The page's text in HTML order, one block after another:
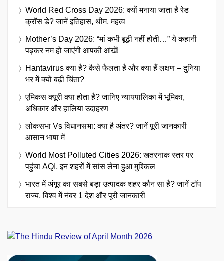
World Red Cross Day 2026: क्यों मनाया जाता है रेड
क्रॉस डे? जानें इतिहास, थीम, महत्व
Mother’s Day 2026: “मां कभी बूढ़ी नहीं होती…” ये कहानी
पढ़कर नम हो जाएंगी आपकी आंखें!
Hantavirus क्या है? कैसे फैलता है और क्या हैं लक्षण – दुनिया
भर में क्यों बढ़ी चिंता?
एमिकस क्यूरी क्या होता है? जानिए न्यायपालिका में भूमिका,
अधिकार और हालिया उदाहरण
लोकसभा Vs विधानसभा: क्या है अंतर? जानें पूरी जानकारी
आसान भाषा में
World Most Polluted Cities 2026: खतरनाक स्तर पर
पहुंचा AQI, इन शहरों में सांस लेना हुआ मुश्किल
भारत में अंगूर का सबसे बड़ा उत्पादक शहर कौन सा है? जानें टॉप
राज्य, विश्व में नंबर 1 देश और पूरी जानकारी